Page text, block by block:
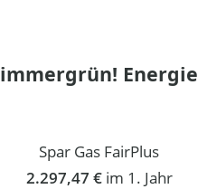
immergrün! Energie
Spar Gas FairPlus
2.297,47 € im 1. Jahr